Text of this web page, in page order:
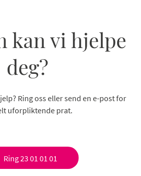
kan vi hjelpe
deg?
Ring oss eller send en e-post for
uforpliktende prat.
Ring 23 01 01 01